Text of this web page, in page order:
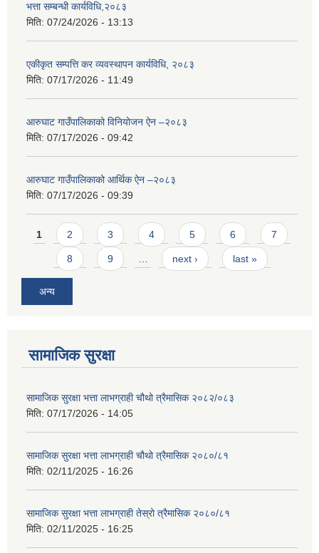
भत्ता सम्बन्धी कार्यविधि,२०८३
मिति: 07/24/2026 - 13:13
एकीकृत सम्पत्ति कर व्यवस्थापन कार्यविधि, २०८३
मिति: 07/17/2026 - 11:49
आरुघाट गाउँपालिकाको विनियोजन ऐन –२०८३
मिति: 07/17/2026 - 09:42
आरुघाट गाउँपालिकाको आर्थिक ऐन –२०८३
मिति: 07/17/2026 - 09:39
Pages
1 2 3 4 5 6 7
8 9 next › last »
अन्य
सामाजिक सुरक्षा
सामाजिक सुरक्षा भत्ता लाभग्राही चौथो त्रैमासिक २०८२/०८३
मिति: 07/17/2026 - 14:05
सामाजिक सुरक्षा भत्ता लाभग्राही चौथो त्रैमासिक २०८०/८१
मिति: 02/11/2025 - 16:26
सामाजिक सुरक्षा भत्ता लाभग्राही तेस्रो त्रैमासिक २०८०/८१
मिति: 02/11/2025 - 16:25